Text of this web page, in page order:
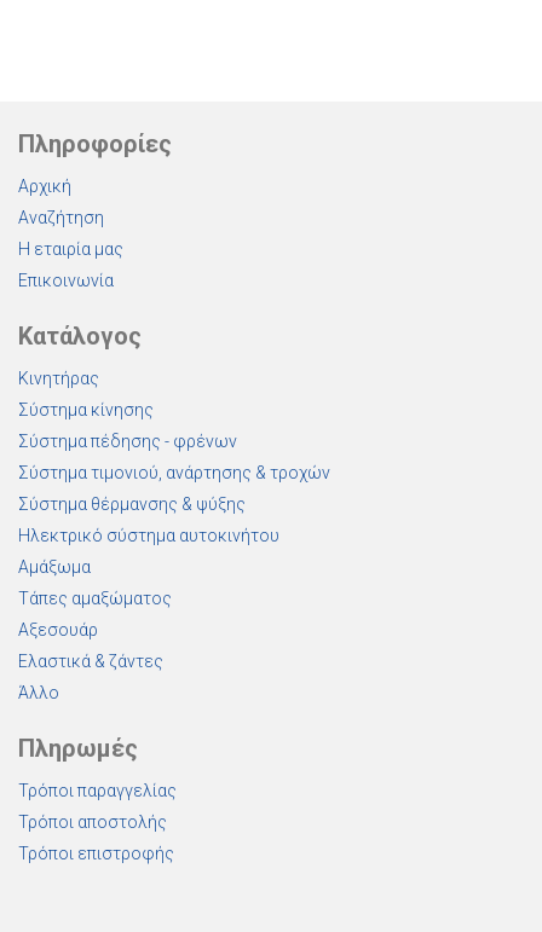
Πληροφορίες
Αρχική
Αναζήτηση
Η εταιρία μας
Επικοινωνία
Κατάλογος
Κινητήρας
Σύστημα κίνησης
Σύστημα πέδησης - φρένων
Σύστημα τιμονιού, ανάρτησης & τροχών
Σύστημα θέρμανσης & ψύξης
Ηλεκτρικό σύστημα αυτοκινήτου
Αμάξωμα
Τάπες αμαξώματος
Αξεσουάρ
Ελαστικά & ζάντες
Άλλο
Πληρωμές
Τρόποι παραγγελίας
Τρόποι αποστολής
Τρόποι επιστροφής